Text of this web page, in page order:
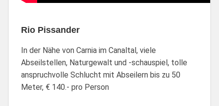
Rio Pissander
In der Nähe von Carnia im Canaltal, viele
Abseilstellen, Naturgewalt und -schauspiel, tolle
anspruchvolle Schlucht mit Abseilern bis zu 50
Meter, € 140.- pro Person